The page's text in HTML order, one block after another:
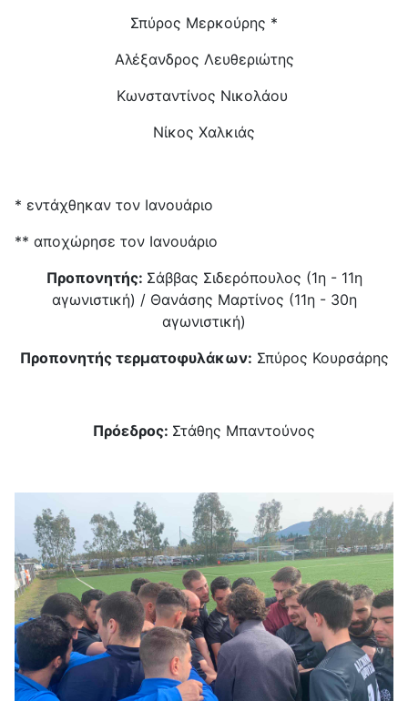
Σπύρος Μερκούρης *
Αλέξανδρος Λευθεριώτης
Κωνσταντίνος Νικολάου
Νίκος Χαλκιάς
* εντάχθηκαν τον Ιανουάριο
** αποχώρησε τον Ιανουάριο
Προπονητής: Σάββας Σιδερόπουλος (1η - 11η
αγωνιστική) / Θανάσης Μαρτίνος (11η - 30η
αγωνιστική)
Προπονητής τερματοφυλάκων: Σπύρος Κουρσάρης
Πρόεδρος: Στάθης Μπαντούνος